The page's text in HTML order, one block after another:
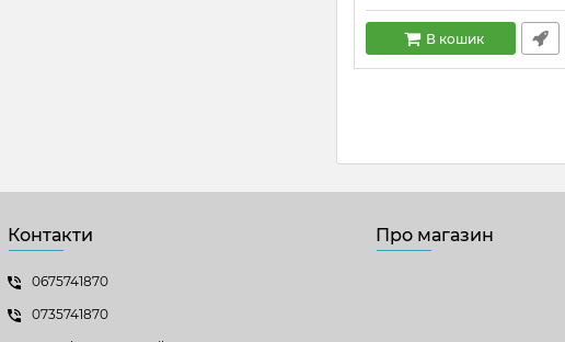
Артикул: KA0003
В кошик
Контакти
0675741870
0735741870
Про магазин